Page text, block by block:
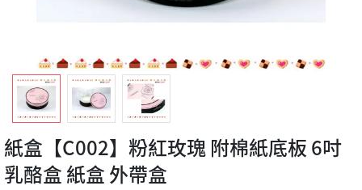
紙盒【C002】粉紅玫瑰 附棉紙底板 6吋
乳酪盒 紙盒 外帶盒